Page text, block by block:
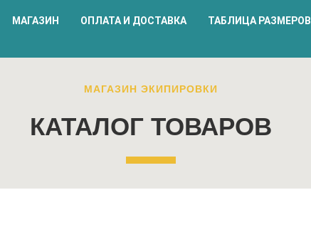
МАГАЗИН ОПЛАТА И ДОСТАВКА ТАБЛИЦА РАЗМЕРОВ
МАГАЗИН ЭКИПИРОВКИ
КАТАЛОГ ТОВАРОВ